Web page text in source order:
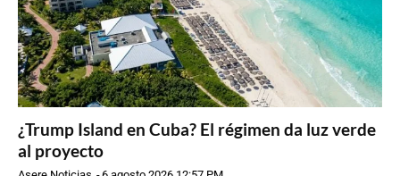
¿Trump Island en Cuba? El régimen da luz verde
al proyecto